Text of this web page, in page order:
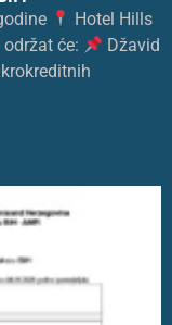
Hotel Hills
će:
Džavid